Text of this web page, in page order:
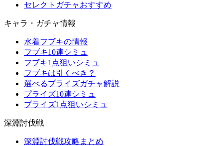
セレクトガチャおすすめ
キャラ・ガチャ情報
水着フブキの情報
フブキ10連シミュ
フブキ1点狙いシミュ
フブキは引くべき？
選べるプライズガチャ解説
プライズ10連シミュ
プライズ1点狙いシミュ
深淵討伐戦
深淵討伐戦攻略まとめ